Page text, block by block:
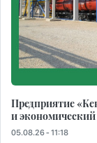
Предприятие
и
05.08.26 - 11:18